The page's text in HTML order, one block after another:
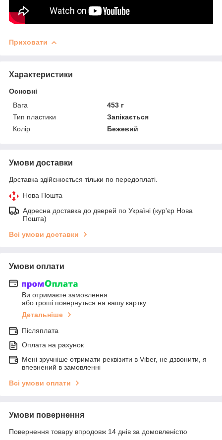
Приховати
Характеристики
Основні
Вага
453 г
Тип пластики
Запікається
Колір
Бежевий
Умови доставки
Доставка здійснюється тільки по передоплаті.
Нова Пошта
Адресна доставка до дверей по Україні (кур'єр Нова
Пошта)
Всі умови доставки
Умови оплати
Ви отримаєте замовлення
або гроші повернуться на вашу картку
Детальніше
Післяплата
Оплата на рахунок
Мені зручніше отримати реквізити в Viber, не дзвонити, я
впевнений в замовленні
Всі умови оплати
Умови повернення
Повернення товару впродовж 14 днів за домовленістю